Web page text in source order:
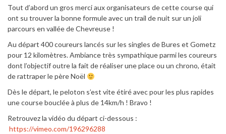
Tout d’abord un gros merci aux organisateurs de cette course qui
ont su trouver la bonne formule avec un trail de nuit sur un joli
parcours en vallée de Chevreuse !
Au départ 400 coureurs lancés sur les singles de Bures et Gometz
pour 12 kilomètres. Ambiance très sympathique parmi les coureurs
dont l’objectif outre la fait de réaliser une place ou un chrono, était
de rattraper le père Noël
Dès le départ, le peloton s’est vite étiré avec pour les plus rapides
une course bouclée à plus de 14km/h ! Bravo !
Retrouvez la vidéo du départ ci-dessous :
https://vimeo.com/196296288